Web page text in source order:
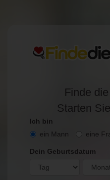
Finde
Starten
Ich bin
ein Mann
eine
Dein Geburtsdatum